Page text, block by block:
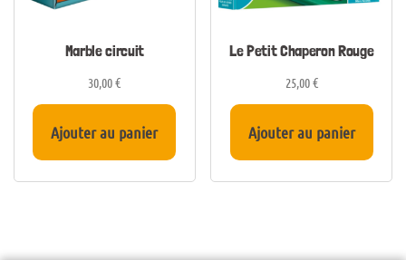
Marble circuit
30,00€
Ajouter au panier
Le Petit Chaperon Rouge
25,00€
Ajouter au panier